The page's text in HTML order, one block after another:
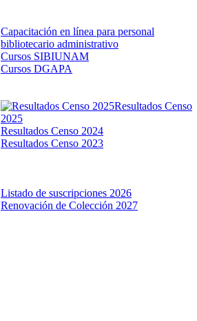
Capacitación en línea para personal
bibliotecario administrativo
Cursos SIBIUNAM
Cursos DGAPA
Resultados Censo
2025
Resultados Censo 2024
Resultados Censo 2023
Listado de suscripciones 2026
Renovación de Colección 2027